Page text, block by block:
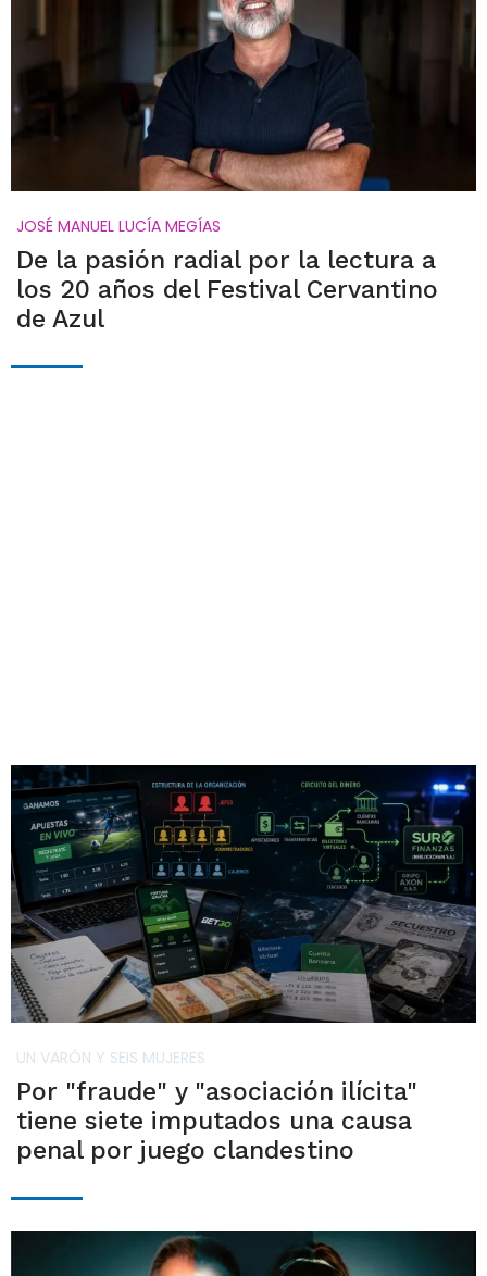
JOSÉ MANUEL LUCÍA MEGÍAS
De la pasión radial por la lectura a
los 20 años del Festival Cervantino
de Azul
UN VARÓN Y SEIS MUJERES
Por "fraude" y "asociación ilícita"
tiene siete imputados una causa
penal por juego clandestino